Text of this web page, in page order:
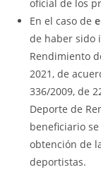
oficial de los
En el caso de
de haber sido
Rendimiento
2021, de
336/2009, de
Deporte de
beneficiario
obtención de
deportistas.